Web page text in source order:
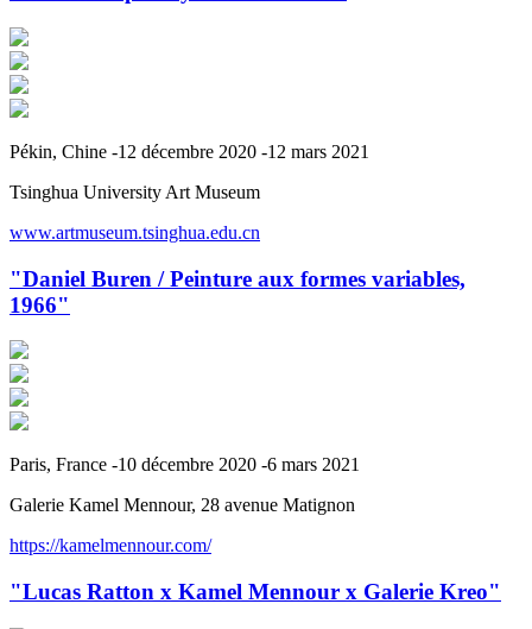
Pékin, Chine -12 décembre 2020 -12 mars 2021
Tsinghua University Art Museum
www.artmuseum.tsinghua.edu.cn
"Daniel Buren / Peinture aux formes variables,
1966"
Paris, France -10 décembre 2020 -6 mars 2021
Galerie Kamel Mennour, 28 avenue Matignon
https://kamelmennour.com/
"Lucas Ratton x Kamel Mennour x Galerie Kreo"